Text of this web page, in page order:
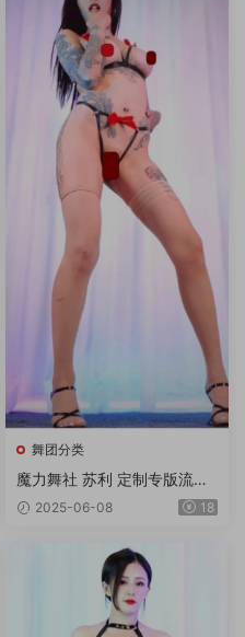
舞团分类
魔力舞社 苏利 定制专版流出
3V4K2025-06-08 18